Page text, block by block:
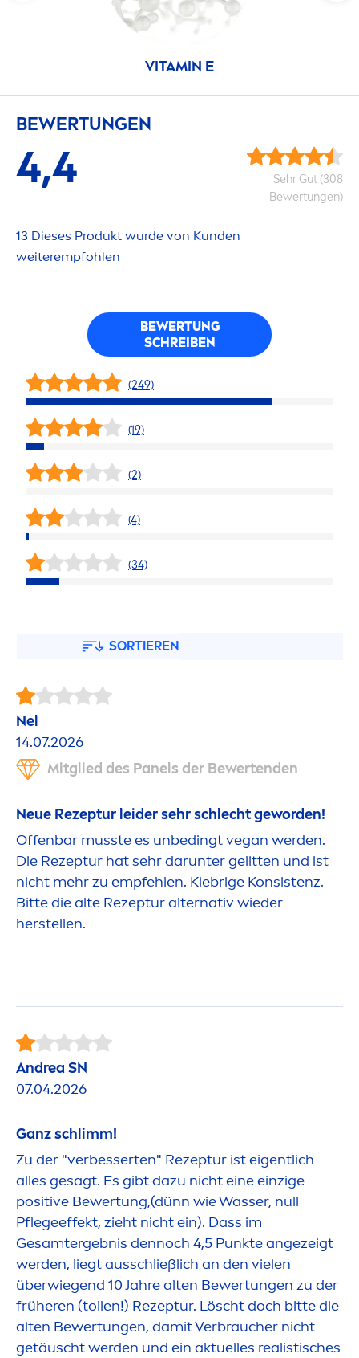
VITAMIN E
BEWERTUNGEN
4,4
Sehr Gut (308
Bewertungen)
13 Dieses Produkt wurde von Kunden
weiterempfohlen
BEWERTUNG
SCHREIBEN
(249)
(19)
(2)
(4)
(34)
SORTIEREN
Nel
14.07.2026
Mitglied des Panels der Bewertenden
Neue Rezeptur leider sehr schlecht geworden!
Offenbar musste es unbedingt vegan werden.
Die Rezeptur hat sehr darunter gelitten und ist
nicht mehr zu empfehlen. Klebrige Konsistenz.
Bitte die alte Rezeptur alternativ wieder
herstellen.
Andrea SN
07.04.2026
Ganz schlimm!
Zu der "verbesserten" Rezeptur ist eigentlich
alles gesagt. Es gibt dazu nicht eine einzige
positive Bewertung,(dünn wie Wasser, null
Pflegeeffekt, zieht nicht ein). Dass im
Gesamtergebnis dennoch 4,5 Punkte angezeigt
werden, liegt ausschließlich an den vielen
überwiegend 10 Jahre alten Bewertungen zu der
früheren (tollen!) Rezeptur. Löscht doch bitte die
alten Bewertungen, damit Verbraucher nicht
getäuscht werden und ein aktuelles realistisches